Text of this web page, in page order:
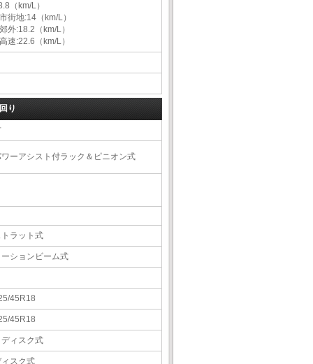
（km/L）
街地:14（km/L）
外:18.2（km/L）
速:22.6（km/L）
り
ーアシスト付ラック＆ピニオン式
トラット式
ーションビーム式
45R18
45R18
ディスク式
スク式